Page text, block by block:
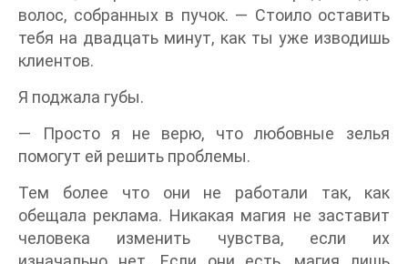
волос, собранных в пучок. — Стоило оставить
тебя на двадцать минут, как ты уже изводишь
клиентов.
Я поджала губы.
— Просто я не верю, что любовные зелья
помогут ей решить проблемы.
Тем более что они не работали так, как
обещала реклама. Никакая магия не заставит
человека изменить чувства, если их